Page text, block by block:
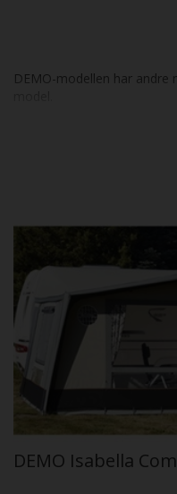
DEMO-modellen har
DEMO Isabella